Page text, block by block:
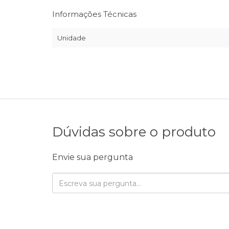
Informações Técnicas
Unidade
Dúvidas sobre o produto
Envie sua pergunta